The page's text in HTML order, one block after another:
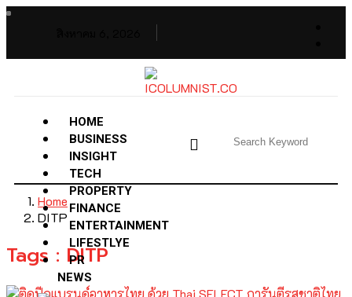
HOME
BUSINESS
INSIGHT
TECH
PROPERTY
FINANCE
ENTERTAINMENT
LIFESTLYE
PR
NEWS
Home
DITP
Tags : DITP